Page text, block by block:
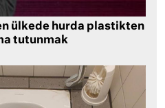
ülkede hurda plastikten
tutunmak